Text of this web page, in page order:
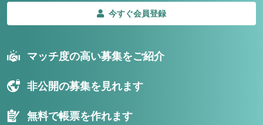
今すぐ会員登録
マッチ度の高い募集をご紹介
非公開の募集を見れます
無料で帳票を作れます